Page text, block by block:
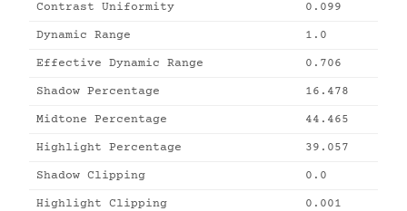
Contrast Uniformity 0.099
Dynamic Range 1.0
Effective Dynamic Range 0.706
Shadow Percentage 16.478
Midtone Percentage 44.465
Highlight Percentage 39.057
Shadow Clipping 0.0
Highlight Clipping 0.001